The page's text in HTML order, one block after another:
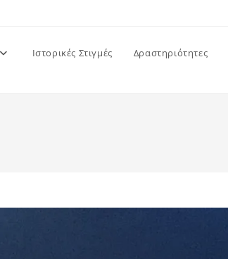
Ιστορικές Στιγμές Δραστηριότητες